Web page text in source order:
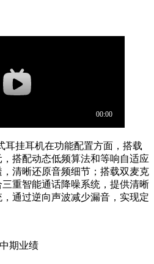
耳挂耳机在功能配置方面，搭载
，搭配动态低频算法和等响自适应
清晰还原音频细节；搭载双麦克
重智能通话降噪系统，提供清晰
通过逆向声波减少漏音，实现定
期业绩